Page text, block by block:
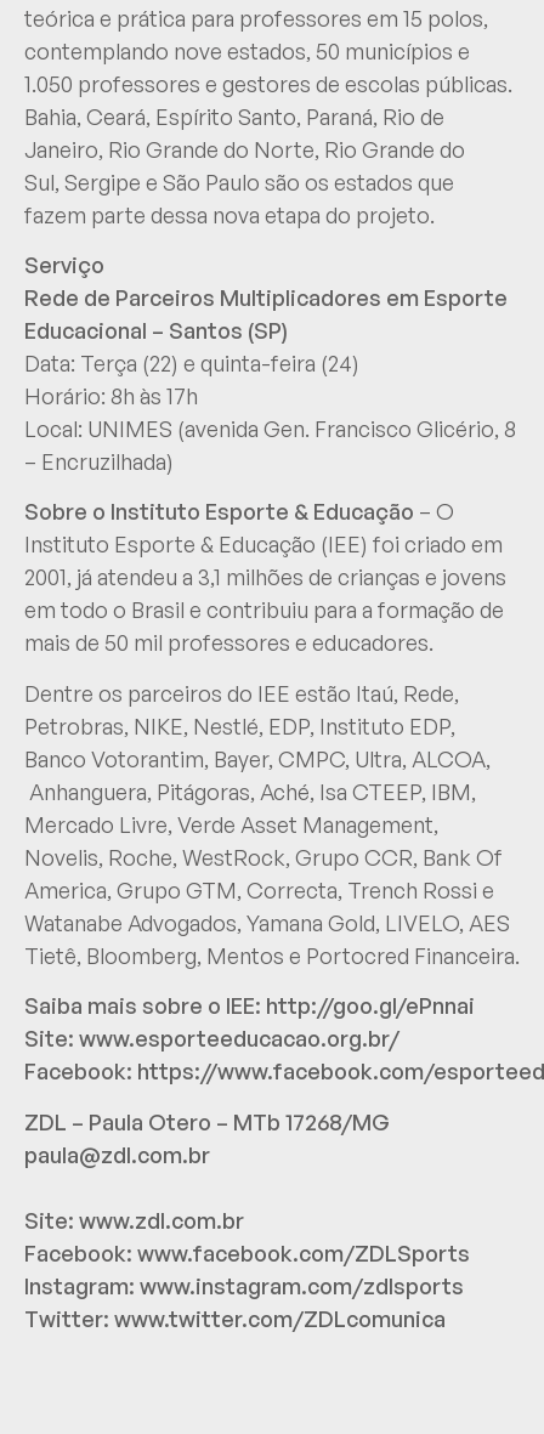
teórica e prática para professores em 15 polos,
contemplando nove estados, 50 municípios e
1.050 professores e gestores de escolas públicas.
Bahia, Ceará, Espírito Santo, Paraná, Rio de
Janeiro, Rio Grande do Norte, Rio Grande do
Sul, Sergipe e São Paulo são os estados que
fazem parte dessa nova etapa do projeto.
Serviço
Rede de Parceiros Multiplicadores em Esporte
Educacional – Santos (SP)
Data: Terça (22) e quinta-feira (24)
Horário: 8h às 17h
Local: UNIMES (avenida Gen. Francisco Glicério, 8
– Encruzilhada)
Sobre o Instituto Esporte & Educação – O
Instituto Esporte & Educação (IEE) foi criado em
2001, já atendeu a 3,1 milhões de crianças e jovens
em todo o Brasil e contribuiu para a formação de
mais de 50 mil professores e educadores.
Dentre os parceiros do IEE estão Itaú, Rede,
Petrobras, NIKE, Nestlé, EDP, Instituto EDP,
Banco Votorantim, Bayer, CMPC, Ultra, ALCOA,
Anhanguera, Pitágoras, Aché, Isa CTEEP, IBM,
Mercado Livre, Verde Asset Management,
Novelis, Roche, WestRock, Grupo CCR, Bank Of
America, Grupo GTM, Correcta, Trench Rossi e
Watanabe Advogados, Yamana Gold, LIVELO, AES
Tietê, Bloomberg, Mentos e Portocred Financeira.
Saiba mais sobre o IEE: http://goo.gl/ePnnai
Site: www.esporteeducacao.org.br/
Facebook: https://www.facebook.com/
ZDL – Paula Otero – MTb 17268/MG
paula@zdl.com.br
Site: www.zdl.com.br
Facebook: www.facebook.com/ZDLSports
Instagram: www.instagram.com/zdlsports
Twitter: www.twitter.com/ZDLcomunica